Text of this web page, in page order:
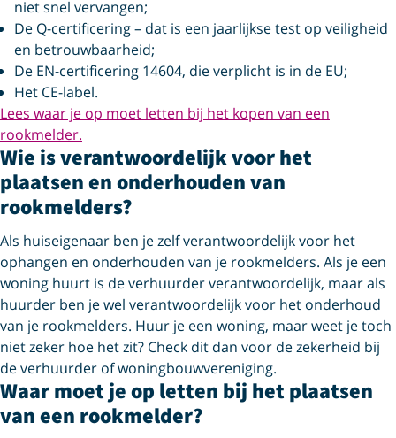
niet snel vervangen;
De Q-certificering – dat is een jaarlijkse test op veiligheid
en betrouwbaarheid;
De EN-certificering 14604, die verplicht is in de EU;
Het CE-label.
Lees waar je op moet letten bij het kopen van een
rookmelder.
Wie is verantwoordelijk voor het
plaatsen en onderhouden van
rookmelders?
Als huiseigenaar ben je zelf verantwoordelijk voor het
ophangen en onderhouden van je rookmelders. Als je een
woning huurt is de verhuurder verantwoordelijk, maar als
huurder ben je wel verantwoordelijk voor het onderhoud
van je rookmelders. Huur je een woning, maar weet je toch
niet zeker hoe het zit? Check dit dan voor de zekerheid bij
de verhuurder of woningbouwvereniging.
Waar moet je op letten bij het plaatsen
van een rookmelder?